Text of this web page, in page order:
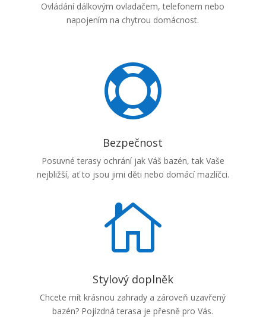
Ovládání dálkovým ovladačem, telefonem nebo
napojením na chytrou domácnost.

Bezpečnost
Posuvné terasy ochrání jak Váš bazén, tak Vaše
nejbližší, ať to jsou jimi děti nebo domácí mazlíčci.

Stylový doplněk
Chcete mít krásnou zahrady a zároveň uzavřený
bazén? Pojízdná terasa je přesně pro Vás.